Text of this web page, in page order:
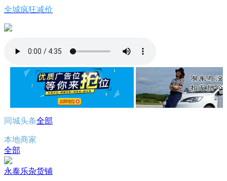
全城疯狂减价
同城头条全部
本地商家
全部
永泰乐杂货铺